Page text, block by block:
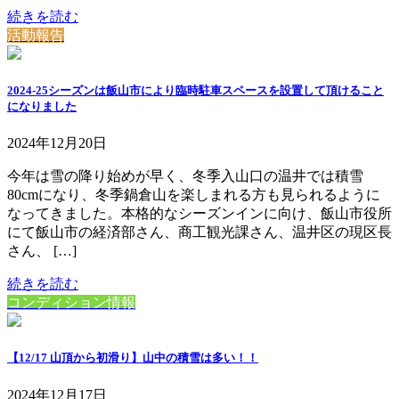
続きを読む
活動報告
2024-25シーズンは飯山市により臨時駐車スペースを設置して頂けること
になりました
2024年12月20日
今年は雪の降り始めが早く、冬季入山口の温井では積雪
80cmになり、冬季鍋倉山を楽しまれる方も見られるように
なってきました。本格的なシーズンインに向け、飯山市役所
にて飯山市の経済部さん、商工観光課さん、温井区の現区長
さん、 […]
続きを読む
コンディション情報
【12/17 山頂から初滑り】山中の積雪は多い！！
2024年12月17日